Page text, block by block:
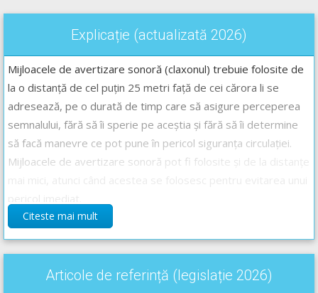
Explicație (actualizată 2026)
Mijloacele de avertizare sonoră (claxonul) trebuie folosite de
la o distanță de cel puțin 25 metri față de cei cărora li se
adresează, pe o durată de timp care să asigure perceperea
semnalului, fără să îi sperie pe aceștia și fără să îi determine
să facă manevre ce pot pune în pericol siguranța circulației.
Mijloacele de avertizare sonoră pot fi folosite și de la distanțe
Răspunsul corect este: C
Recomandări:
Citeste mai mult
Articole de referință (legislație 2026)